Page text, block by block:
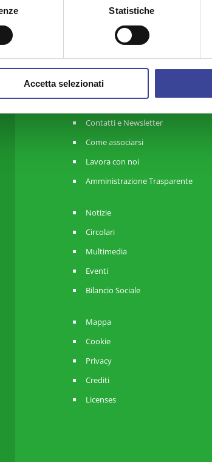
Statistiche
Accetta selezionati
ANCI Lombardia
Chi Siamo
Contatti e Newsletter
Come associarsi
Lavora con noi
Amministrazione Trasparente
Notizie
Circolari
Multimedia
Eventi
Bilancio Sociale
Mappa
Cookie
Privacy
Crediti
Licenses